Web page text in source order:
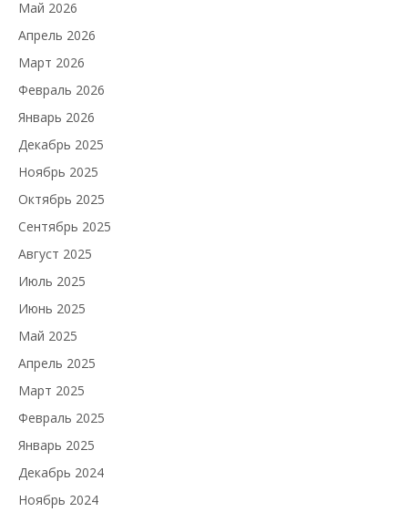
Май 2026
Апрель 2026
Март 2026
Февраль 2026
Январь 2026
Декабрь 2025
Ноябрь 2025
Октябрь 2025
Сентябрь 2025
Август 2025
Июль 2025
Июнь 2025
Май 2025
Апрель 2025
Март 2025
Февраль 2025
Январь 2025
Декабрь 2024
Ноябрь 2024